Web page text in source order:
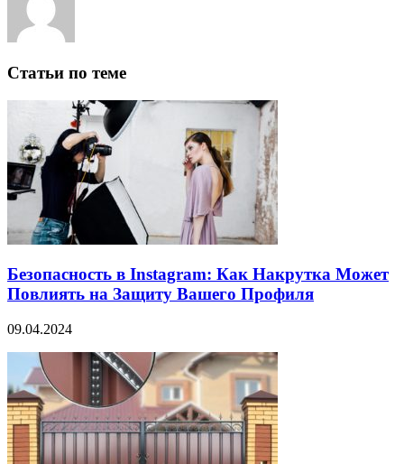
Статьи по теме
Безопасность в Instagram: Как Накрутка Может
Повлиять на Защиту Вашего Профиля
09.04.2024